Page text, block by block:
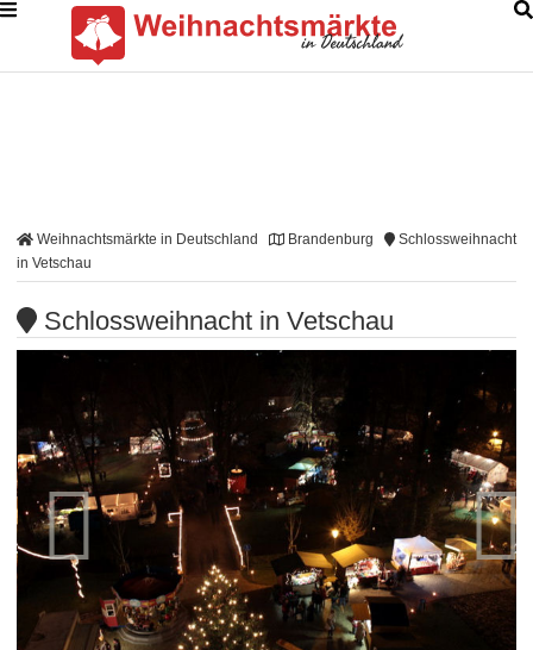
Weihnachtsmärkte in Deutschland Brandenburg
Schlossweihnacht
in Vetschau
Schlossweihnacht in Vetschau
 